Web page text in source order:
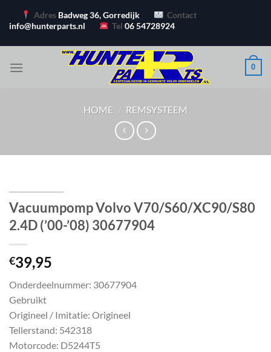
naar
Adres Badweg 36, Gorredijk
Contact
info@hunterparts.nl
Tel06 54728924
0
HOME / REMSYSTEEM
Vacuumpomp Volvo V70/S60/XC90/S80
2.4D (’00-’08) 30677904
€39,95
Onderdeelnummer: 30677904
Gebruikt
Origineel / Imitatie: Origineel
Tellerstand: 542318
Motorcode: D5244T5